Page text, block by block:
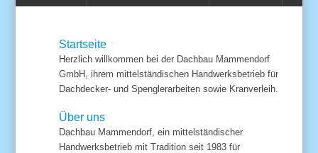
Startseite
Herzlich willkommen bei der Dachbau Mammendorf
GmbH, ihrem mittelständischen Handwerksbetrieb für
Dachdecker- und Spenglerarbeiten sowie Kranverleih.
Über uns
Dachbau Mammendorf, ein mittelständischer
Handwerksbetrieb mit Tradition seit 1983 für